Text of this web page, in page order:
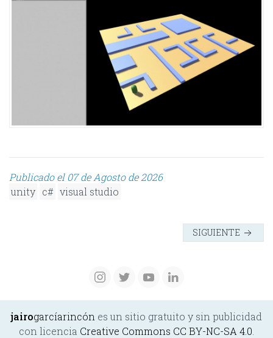
Publicado el 07 de Agosto de 2026
unity c# visual studio
SIGUIENTE
jairogarcíarincón es un sitio gratuito y sin publicidad
con licencia Creative Commons CC BY-NC-SA 4.0